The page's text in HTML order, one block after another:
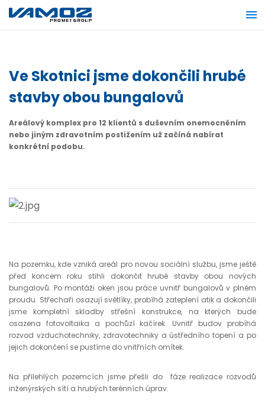
Ve Skotnici jsme dokončili hrubé
stavby obou bungalovů
Areálový komplex pro 12 klientů s duševním onemocněním
nebo jiným zdravotním postižením už začíná nabírat
konkrétní podobu.
Na pozemku, kde vzniká areál pro novou sociální službu, jsme ještě
před koncem roku stihli dokončit hrubé stavby obou nových
bungalovů. Po montáži oken jsou práce uvnitř bungalovů v plném
proudu. Střechaři osazují světlíky, probíhá zateplení atik a dokončili
jsme kompletní skladby střešní konstrukce, na kterých bude
osazena fotovoltaika a pochůzí kačírek. Uvnitř budov probíhá
rozvod vzduchotechniky, zdravotechniky a ústředního topení a po
jejich dokončení se pustíme do vnitřních omítek.
Na přilehlých pozemcích jsme přešli do fáze realizace rozvodů
inženýrských sítí a hrubých terénních úprav.